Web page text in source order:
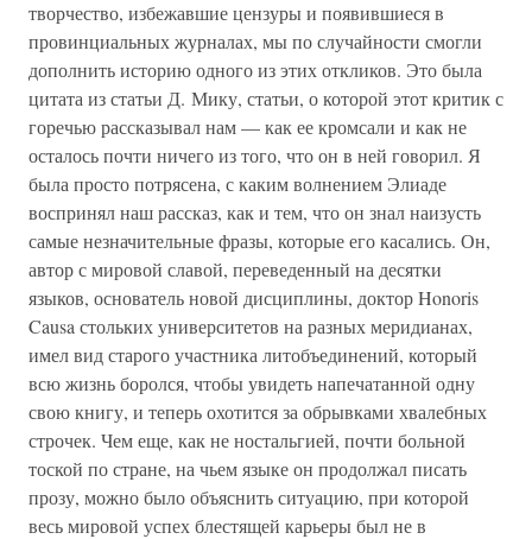
творчество, избежавшие цензуры и появившиеся в
провинциальных журналах, мы по случайности смогли
дополнить историю одного из этих откликов. Это была
цитата из статьи Д. Мику, статьи, о которой этот критик с
горечью рассказывал нам — как ее кромсали и как не
осталось почти ничего из того, что он в ней говорил. Я
была просто потрясена, с каким волнением Элиаде
воспринял наш рассказ, как и тем, что он знал наизусть
самые незначительные фразы, которые его касались. Он,
автор с мировой славой, переведенный на десятки
языков, основатель новой дисциплины, доктор Honoris
Causa стольких университетов на разных меридианах,
имел вид старого участника литобъединений, который
всю жизнь боролся, чтобы увидеть напечатанной одну
свою книгу, и теперь охотится за обрывками хвалебных
строчек. Чем еще, как не ностальгией, почти больной
тоской по стране, на чьем языке он продолжал писать
прозу, можно было объяснить ситуацию, при которой
весь мировой успех блестящей карьеры был не в